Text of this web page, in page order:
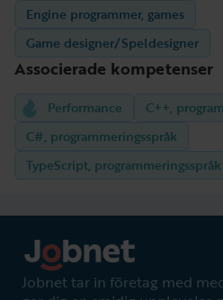
Engine programmer, games
Game designer/Speldesigner
Associerade kompetenser
Performance
C++,
C#, programmeringsspråk
TypeScript, programmeringsspråk
Jobnet tar in företag med